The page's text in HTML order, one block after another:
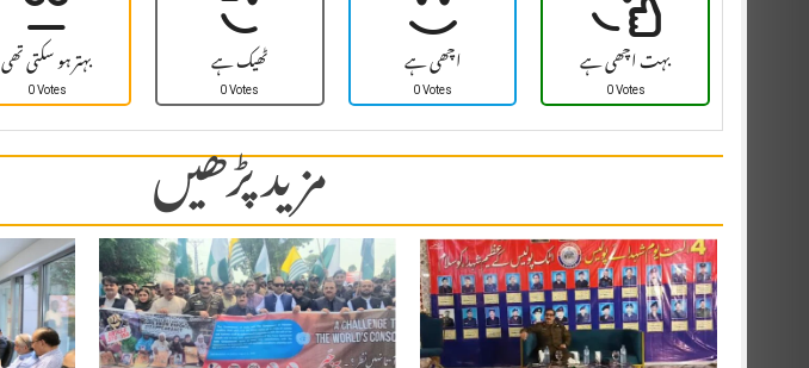
بہتر ہو سکتی تھی
0 Votes ٹھیک ہے
0 Votes اچھی ہے
0 Votes بہت اچھی ہے
0 Votes
مزید پڑھیں